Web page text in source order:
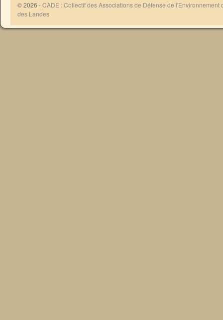
© 2026 -CADE : Collectif des Associations de Défense de l'Environnement
des Landes